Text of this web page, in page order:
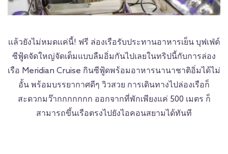
เเล้วยังไม่หมดเเค่นี้! ฟรี ล่องเรือรับประทานอาหารเย็น บุฟเฟ่ต์
ซีฟู้ดจัดใหญ่จัดเต็มแบบลืมอิ่มกันไปเลยในทริปนี้กับการล่อง
เรือ Meridian Cruise กินซีฟู้ดพร้อมอาหารนานาชาติอิ่มได้ไม่
อั้น พร้อมบรรยากาศดีๆ วิวสวย การเดินทางไปล่องเรือก็
สะดวกมว๊ากกกกกกก ออกจากที่พักเพียงแค่ 500 เมตร ก็
สามารถขึ้นเรือตรงไปยังไอคอนสยามได้ทันที